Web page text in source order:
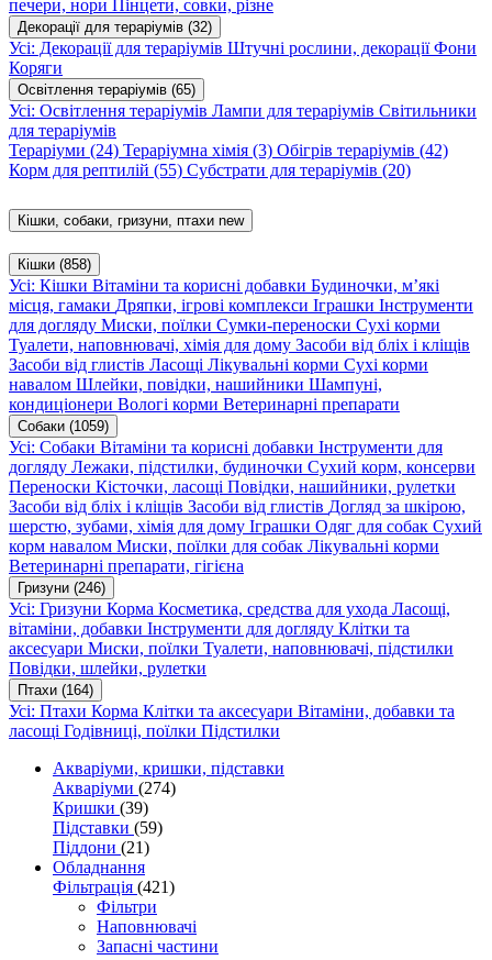
печери, нори Пінцети, совки, різне
Декорації для тераріумів (32)
Усі: Декорації для тераріумів Штучні рослини, декораціїФони
Коряги
Освітлення тераріумів (65)
Усі: Освітлення тераріумів Лампи для тераріумів Світильники
для тераріумів
Тераріуми (24) Тераріумна хімія (3) Обігрів тераріумів (42)
Корм для рептилій (55) Субстрати для тераріумів (20)
Кішки, собаки, гризуни, птахи new
Кішки (858)
Усі: Кішки Вітаміни та корисні добавки Будиночки, м’які
місця, гамаки Дряпки, ігрові комплекси Іграшки Інструменти
для догляду Миски, поїлки Сумки-переноски Сухі корми
Туалети, наповнювачі, хімія для дому Засоби від бліх і кліщів
Засоби від глистів Ласощі Лікувальні корми Сухі корми
навалом Шлейки, повідки, нашийники Шампуні,
кондиціонери Вологі корми Ветеринарні препарати
Собаки (1059)
Усі: Собаки Вітаміни та корисні добавки Інструменти для
догляду Лежаки, підстилки, будиночки Сухий корм, консерви
Переноски Кісточки, ласощі Повідки, нашийники, рулетки
Засоби від бліх і кліщів Засоби від глистів Догляд за шкірою,
шерстю, зубами, хімія для дому Іграшки Одяг для собак Сухий
корм навалом Миски, поїлки для собак Лікувальні корми
Ветеринарні препарати, гігієна
Гризуни (246)
Усі: Гризуни Корма Косметика, средства для ухода Ласощі,
вітаміни, добавки Інструменти для догляду Клітки та
аксесуари Миски, поїлки Туалети, наповнювачі, підстилки
Повідки, шлейки, рулетки
Птахи (164)
Усі: Птахи Корма Клітки та аксесуари Вітаміни, добавки та
ласощі Годівниці, поїлки Підстилки
Акваріуми, кришки, підставки
Акваріуми (274)
Кришки (39)
Підставки (59)
Піддони (21)
Обладнання
Фільтрація (421)
Фільтри
Наповнювачі
Запасні частини